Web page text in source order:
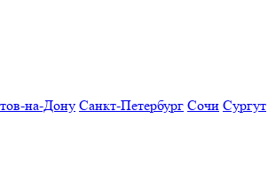
на-Дону Санкт-Петербург Сочи Сургут